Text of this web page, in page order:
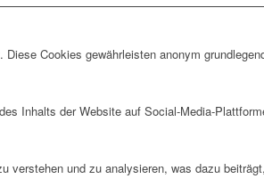
Cookies gewährleisten anonym
Inhalts der Website auf Social-Media-
und zu analysieren, was dazu